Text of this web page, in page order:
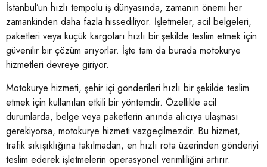
İstanbul’un hızlı tempolu iş dünyasında, zamanın önemi her
zamankinden daha fazla hissediliyor. İşletmeler, acil belgeleri,
paketleri veya küçük kargoları hızlı bir şekilde teslim etmek için
güvenilir bir çözüm arıyorlar. İşte tam da burada motokurye
hizmetleri devreye giriyor.
Motokurye hizmeti, şehir içi gönderileri hızlı bir şekilde teslim
etmek için kullanılan etkili bir yöntemdir. Özellikle acil
durumlarda, belge veya paketlerin anında alıcıya ulaşması
gerekiyorsa, motokurye hizmeti vazgeçilmezdir. Bu hizmet,
trafik sıkışıklığına takılmadan, en hızlı rota üzerinden gönderiyi
teslim ederek işletmelerin operasyonel verimliliğini artırır.